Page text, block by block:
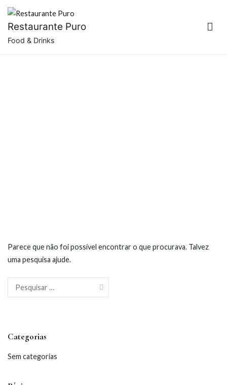
Saltar
conteúdo
Restaurante Puro
Food & Drinks
Parece que não foi possível encontrar o que procurava. Talvez
uma pesquisa ajude.
Pesquisar
por:
Categorias
Sem categorias